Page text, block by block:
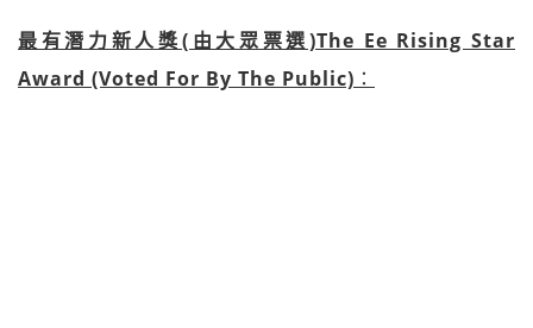
最有潛力新人獎(由大眾票選)The Ee Rising Star
Award (Voted For By The Public) ：